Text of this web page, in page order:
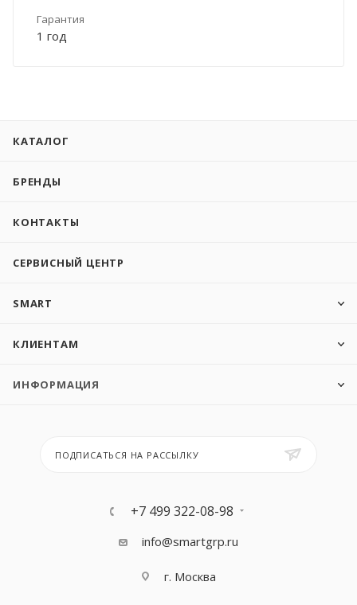
Гарантия
1 год
КАТАЛОГ
БРЕНДЫ
КОНТАКТЫ
СЕРВИСНЫЙ ЦЕНТР
SMART
КЛИЕНТАМ
ИНФОРМАЦИЯ
ПОДПИСАТЬСЯ НА РАССЫЛКУ
+7 499 322-08-98
info@smartgrp.ru
г. Москва